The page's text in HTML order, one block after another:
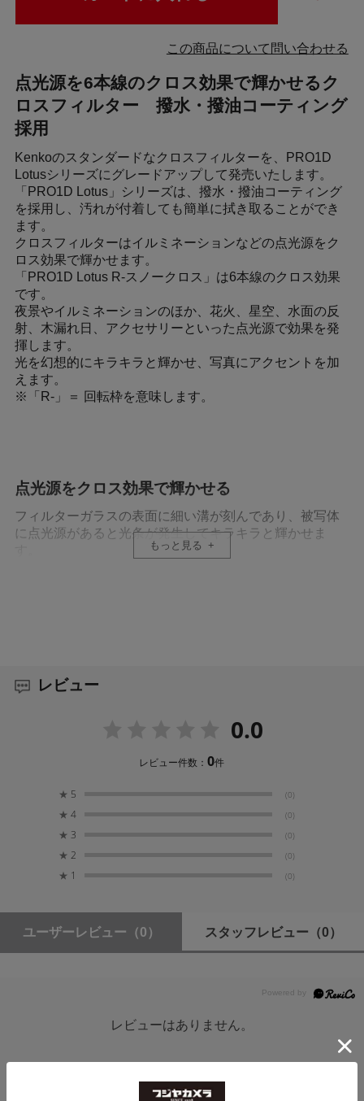
この商品について問い合わせる
点光源を6本線のクロス効果で輝かせるク
ロスフィルター 撥水・撥油コーティング
採用
Kenkoのスタンダードなクロスフィルターを、PRO1D
Lotusシリーズにグレードアップして発売いたします。
「PRO1D Lotus」シリーズは、撥水・撥油コーティング
を採用し、汚れが付着しても簡単に拭き取ることができ
ます。
クロスフィルターはイルミネーションなどの点光源をク
ロス効果で輝かせます。
「PRO1D Lotus R-スノークロス」は6本線のクロス効果
です。
夜景やイルミネーションのほか、花火、星空、水面の反
射、木漏れ日、アクセサリーといった点光源で効果を発
揮します。
光を幻想的にキラキラと輝かせ、写真にアクセントを加
えます。
※「R-」＝ 回転枠を意味します。
点光源をクロス効果で輝かせる
フィルターガラスの表面に細い溝が刻んであり、被写体
に点光源があると光条が発生してキラキラと輝かせま
節してください。
耐久性に優れた撥水・撥油コーティング
耐久性に優れた撥水・撥油コーティングを採用。水や油
できます。水辺での撮影でもストレスなく撮影でき、日
頃のメンテナンスを楽にします。
デジタルマルチコートII（面反射0.3～0.5%）で
反射を防止
ガラス外周に墨塗り加工を施し、内面反射を極
限まで防止
フィルターを着脱しやすくするローレット加工
もっと見る
レビュー
0.0
レビュー件数：0件
★ 5 (0)
★ 4 (0)
★ 3 (0)
★ 2 (0)
★ 1 (0)
ユーザーレビュー （0） スタッフレビュー （0）
レビューはありません。